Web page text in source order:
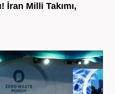
İran Milli Takımı,